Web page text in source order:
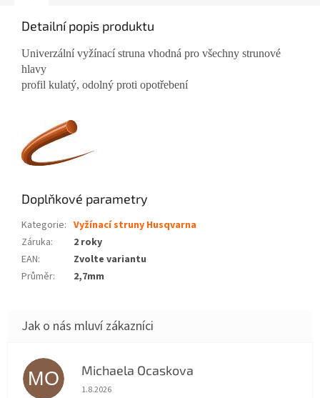
Detailní popis produktu
Univerzální vyžínací struna vhodná pro všechny strunové
hlavy
profil kulatý, odolný proti opotřebení
Doplňkové parametry
Kategorie: Vyžínací struny Husqvarna
Záruka:
2 roky
EAN:
Zvolte variantu
Průměr: 2,7mm
MO Michaela Ocaskova
Hodnocení obchodu je 5 z 5 hvězdiček.
1.8.2026